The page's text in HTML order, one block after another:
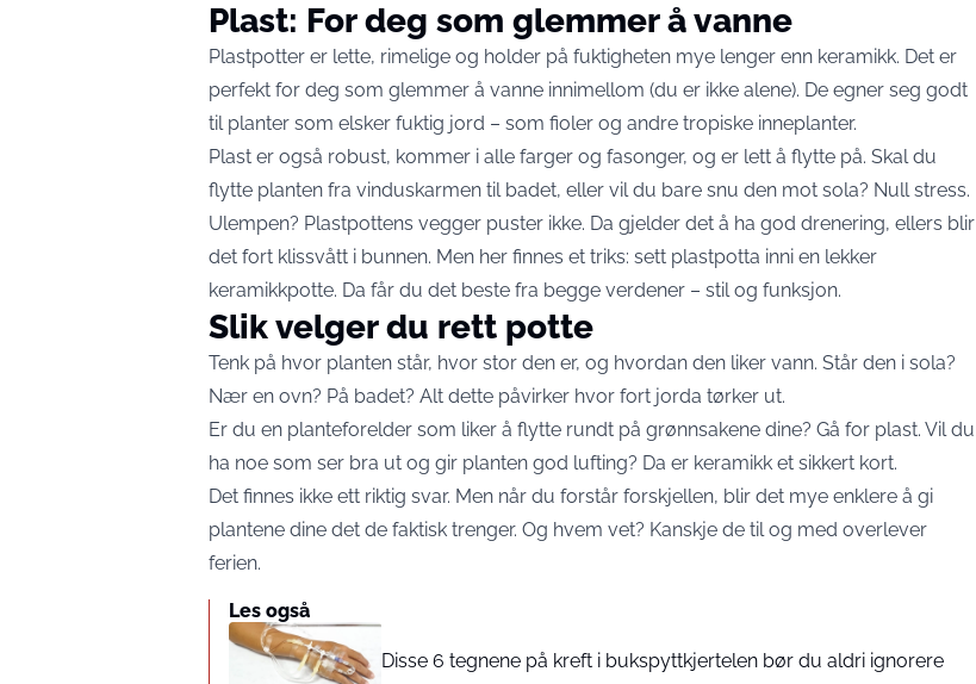
Plast: For deg som glemmer å vanne
Plastpotter er lette, rimelige og holder på fuktigheten mye lenger enn keramikk. Det er
perfekt for deg som glemmer å vanne innimellom (du er ikke alene). De egner seg godt
til planter som elsker fuktig jord – som fioler og andre tropiske inneplanter.
Plast er også robust, kommer i alle farger og fasonger, og er lett å flytte på. Skal du
flytte planten fra vinduskarmen til badet, eller vil du bare snu den mot sola? Null stress.
Ulempen? Plastpottens vegger puster ikke. Da gjelder det å ha god drenering, ellers blir
det fort klissvått i bunnen. Men her finnes et triks: sett plastpotta inni en lekker
keramikkpotte. Da får du det beste fra begge verdener – stil og funksjon.
Slik velger du rett potte
Tenk på hvor planten står, hvor stor den er, og hvordan den liker vann. Står den i sola?
Nær en ovn? På badet? Alt dette påvirker hvor fort jorda tørker ut.
Er du en planteforelder som liker å flytte rundt på grønnsakene dine? Gå for plast. Vil du
ha noe som ser bra ut og gir planten god lufting? Da er keramikk et sikkert kort.
Det finnes ikke ett riktig svar. Men når du forstår forskjellen, blir det mye enklere å gi
plantene dine det de faktisk trenger. Og hvem vet? Kanskje de til og med overlever
ferien.
Les også
Disse 6 tegnene på kreft i bukspyttkjertelen bør du aldri ignorere